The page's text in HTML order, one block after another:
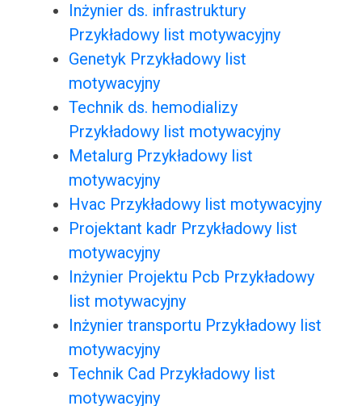
Inżynier ds. infrastruktury
Przykładowy list motywacyjny
Genetyk Przykładowy list
motywacyjny
Technik ds. hemodializy
Przykładowy list motywacyjny
Metalurg Przykładowy list
motywacyjny
Hvac Przykładowy list motywacyjny
Projektant kadr Przykładowy list
motywacyjny
Inżynier Projektu Pcb Przykładowy
list motywacyjny
Inżynier transportu Przykładowy list
motywacyjny
Technik Cad Przykładowy list
motywacyjny